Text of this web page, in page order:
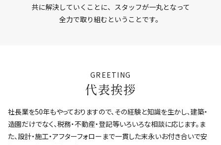
共に解決していくことに、スタッフが一丸となって
全力で取り組むということです。
GREETING
代表挨拶
社長業を50年もやっておりますので、その経験と知識を生かし、建築・
造園だけでなく、税務・不動産・登記等いろいろな相談に応じます。ま
た、設計・施工・アフターフォローまで一貫した末永いお付き合いで安